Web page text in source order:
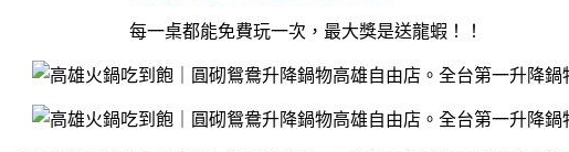
每一桌都能免費玩一次，最大獎是送龍蝦！！